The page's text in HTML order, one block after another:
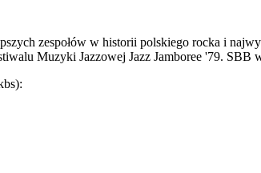
zespołów w historii polskiego rocka i
Muzyki Jazzowej Jazz Jamboree '79. SBB